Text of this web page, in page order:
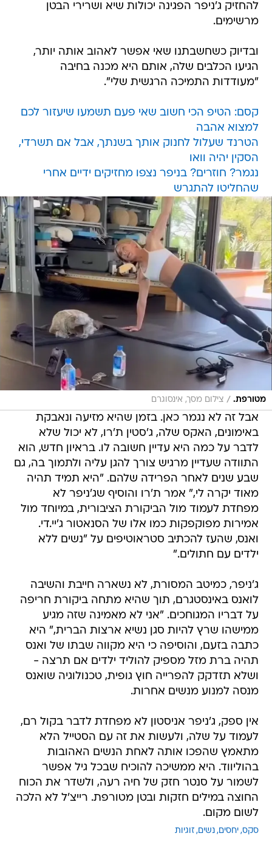
להחזיק ג'ניפר הפגינה יכולות שיא ושרירי הבטן
מרשימים.
ובדיוק כשחשבתנו שאי אפשר לאהוב אותה יותר,
הגיעו הכלבים שלה, אותם היא מכנה בחיבה
"מעודדות התמיכה הרגשית שלי".
קסם: הטיפ הכי חשוב שאי פעם תשמעו שיעזור לכם
למצוא אהבה
הטרנד שעלול לחנוק אותך בשנתך, אבל אם תשרדי,
הסקין יהיה וואו
נגמר? חוזרים? בניפר נצפו מחזיקים ידיים אחרי
שהחליטו להתגרש
מטורפת. / צילום מסך, אינסוגרם
אבל זה לא נגמר כאן. בזמן שהיא מזיעה ונאבקת
באימונים, האקס שלה, ג'סטין ת'רו, לא יכול שלא
לדבר על כמה היא עדיין חשובה לו. בראיון חדש, הוא
התוודה שעדיין מרגיש צורך להגן עליה ולתמוך בה, גם
שבע שנים לאחר הפרידה שלהם. "היא תמיד תהיה
מאוד יקרה לי," אמר ת'רו והוסיף שג'ניפר לא
מפחדת לעמוד מול הביקורת הציבורית, במיוחד מול
אמירות מפוקפקות כמו אלו של הסנאטור ג'יי.די.
ואנס, שהעז להכתיב סטראוטיפים על "נשים ללא
ילדים עם חתולים."
ג'ניפר, כמיטב המסורת, לא נשארה חייבת והשיבה
לואנס באינסטגרם, תוך שהיא מתחה ביקורת חריפה
על דבריו המגוחכים. "אני לא מאמינה שזה מגיע
ממישהו שרץ להיות סגן נשיא ארצות הברית," היא
כתבה בזעם, והוסיפה כי היא מקווה שבתו של ואנס
תהיה ברת מזל מספיק להוליד ילדים אם תרצה -
ושלא תזדקק להפרייה חוץ גופית, טכנולוגיה שואנס
מנסה למנוע מנשים אחרות.
אין ספק, ג'ניפר אניסטון לא מפחדת לדבר בקול רם,
לעמוד על שלה, ולעשות את זה עם הסטייל הלא
מתאמץ שהפכו אותה לאחת הנשים האהובות
בהוליווד. היא ממשיכה להוכיח שבכל גיל אפשר
לשמור על סנטר חזק של חיה רעה, ולשדר את הכוח
החוצה במילים חזקות ובטן מטורפת. רייצ'ל לא הלכה
לשום מקום.
סקס יחסים נשים זוגיות